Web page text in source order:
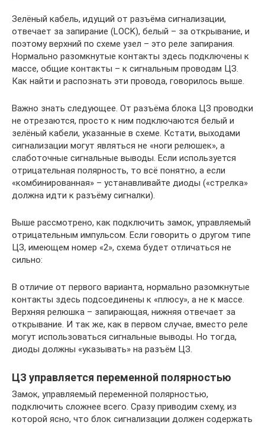
Зелёный кабель, идущий от разъёма сигнализации,
отвечает за запирание (LOCK), белый – за открывание, и
поэтому верхний по схеме узел – это реле запирания.
Нормально разомкнутые контакты здесь подключены к
массе, общие контакты – к сигнальным проводам ЦЗ.
Как найти и распознать эти провода, говорилось выше.
Важно знать следующее. От разъёма блока ЦЗ проводки
не отрезаются, просто к ним подключаются белый и
зелёный кабели, указанные в схеме. Кстати, выходами
сигнализации могут являться не «ноги релюшек», а
слаботочные сигнальные выводы. Если используется
отрицательная полярность, то всё понятно, а если
«комбинированная» – устанавливайте диоды («стрелка»
должна идти к разъёму сигналки).
Выше рассмотрено, как подключить замок, управляемый
отрицательным импульсом. Если говорить о другом типе
ЦЗ, имеющем номер «2», схема будет отличаться не
сильно:
В отличие от первого варианта, нормально разомкнутые
контакты здесь подсоединены к «плюсу», а не к массе.
Верхняя релюшка – запирающая, нижняя отвечает за
открывание. И так же, как в первом случае, вместо реле
могут использоваться сигнальные выводы. Но тогда,
диоды должны «указывать» на разъём ЦЗ.
ЦЗ управляется переменной полярностью
Замок, управляемый переменной полярностью,
подключить сложнее всего. Сразу приводим схему, из
которой ясно, что блок сигнализации должен содержать